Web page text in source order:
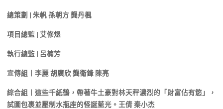
總策劃 | 朱帆 孫朝方 龔丹楓
項目總監 | 艾修煜
執行總監 | 呂楠芳
宣傳組丨李麗 胡廣欣 龔衛鋒 陳亮
綜合組丨這些千紙鶴，帶著牛土豪對林天秤濃烈的「財富佔有慾」，
試圖包裹並壓制水瓶座的怪誕藍光。王倩 秦小杰